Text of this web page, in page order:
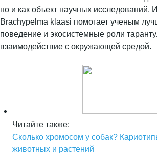
но и как объект научных исследований.
Brachypelma klaasi помогает ученым
поведение и экосистемные роли
взаимодействие с окружающей средой.
Читайте также:
Сколько хромосом у собак?
животных и растений